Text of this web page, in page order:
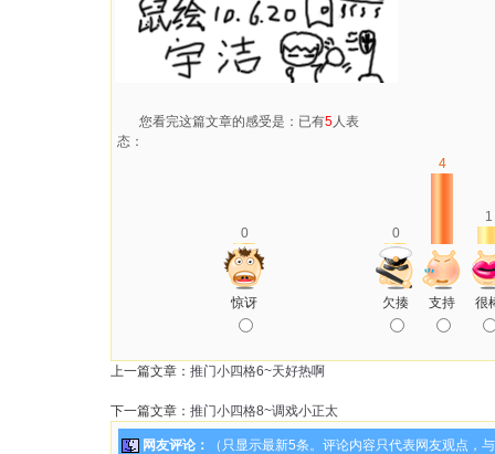
您看完这篇文章的感受是：已有5人表
态：
0 0
4
1
惊讶 欠揍 支持 很
上一篇文章： 推门小四格6~天好热啊
下一篇文章： 推门小四格8~调戏小正太
网友评论： （只显示最新5条。评论内容只代表网友观点，